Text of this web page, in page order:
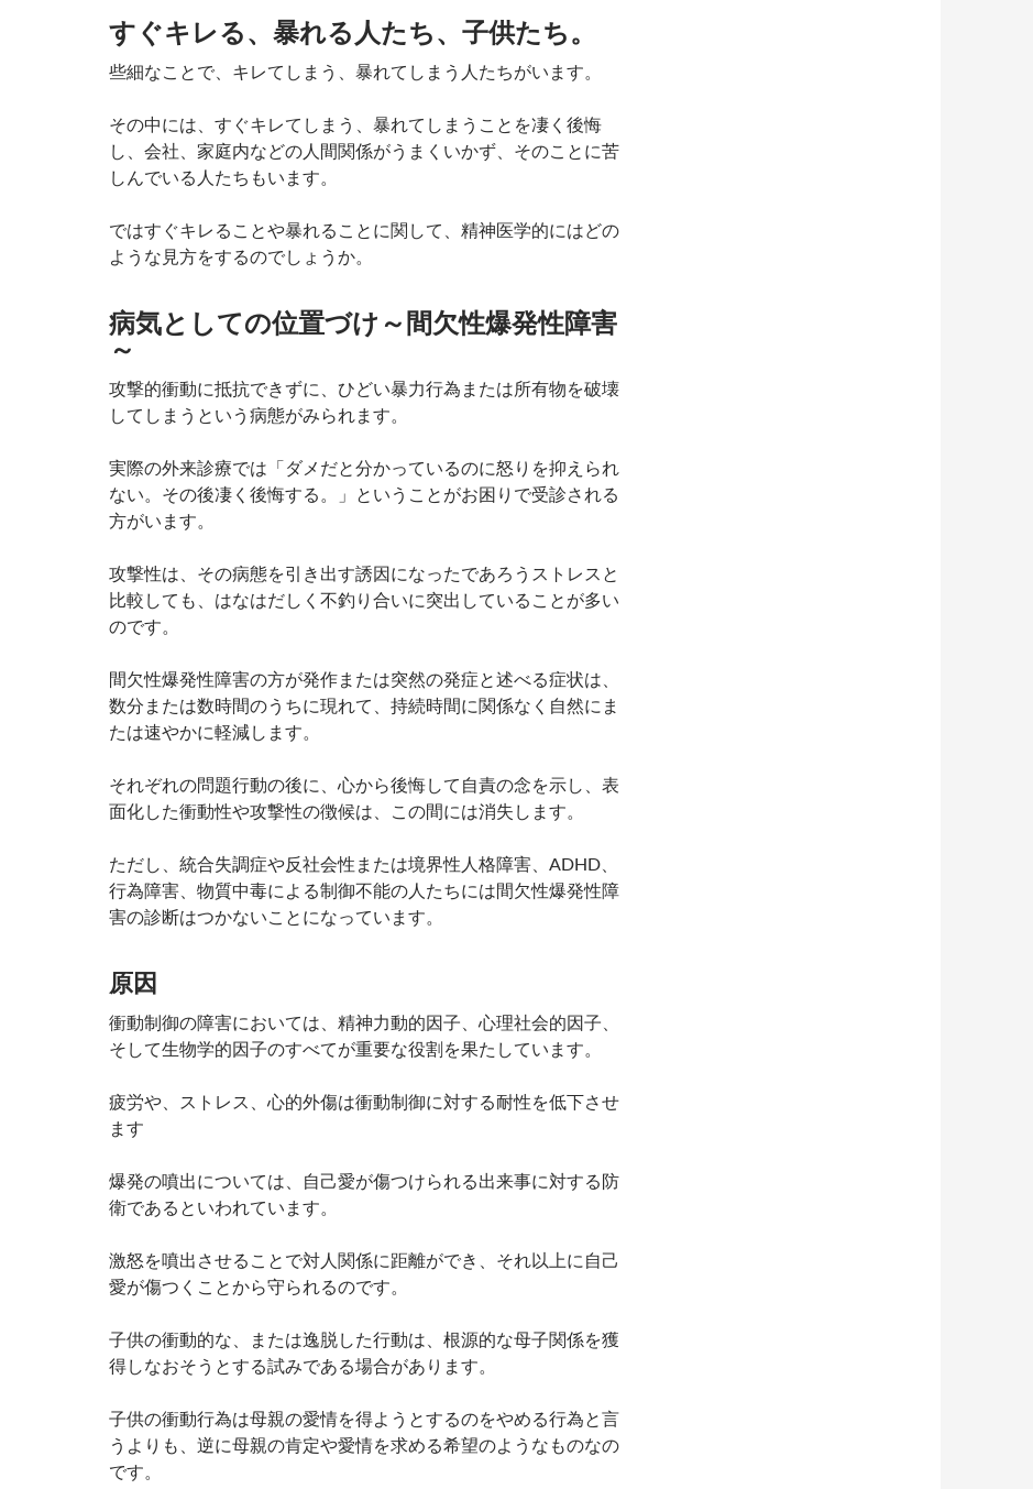
すぐキレる、暴れる人たち、子供たち。
些細なことで、キレてしまう、暴れてしまう人たちがいます。
その中には、すぐキレてしまう、暴れてしまうことを凄く後悔
し、会社、家庭内などの人間関係がうまくいかず、そのことに苦
しんでいる人たちもいます。
ではすぐキレることや暴れることに関して、精神医学的にはどの
ような見方をするのでしょうか。
病気としての位置づけ～間欠性爆発性障害
～
攻撃的衝動に抵抗できずに、ひどい暴力行為または所有物を破壊
してしまうという病態がみられます。
実際の外来診療では「ダメだと分かっているのに怒りを抑えられ
ない。その後凄く後悔する。」ということがお困りで受診される
方がいます。
攻撃性は、その病態を引き出す誘因になったであろうストレスと
比較しても、はなはだしく不釣り合いに突出していることが多い
のです。
間欠性爆発性障害の方が発作または突然の発症と述べる症状は、
数分または数時間のうちに現れて、持続時間に関係なく自然にま
たは速やかに軽減します。
それぞれの問題行動の後に、心から後悔して自責の念を示し、表
面化した衝動性や攻撃性の徴候は、この間には消失します。
ただし、統合失調症や反社会性または境界性人格障害、ADHD、
行為障害、物質中毒による制御不能の人たちには間欠性爆発性障
害の診断はつかないことになっています。
原因
衝動制御の障害においては、精神力動的因子、心理社会的因子、
そして生物学的因子のすべてが重要な役割を果たしています。
疲労や、ストレス、心的外傷は衝動制御に対する耐性を低下させ
ます
爆発の噴出については、自己愛が傷つけられる出来事に対する防
衛であるといわれています。
激怒を噴出させることで対人関係に距離ができ、それ以上に自己
愛が傷つくことから守られるのです。
子供の衝動的な、または逸脱した行動は、根源的な母子関係を獲
得しなおそうとする試みである場合があります。
子供の衝動行為は母親の愛情を得ようとするのをやめる行為と言
うよりも、逆に母親の肯定や愛情を求める希望のようなものなの
です。